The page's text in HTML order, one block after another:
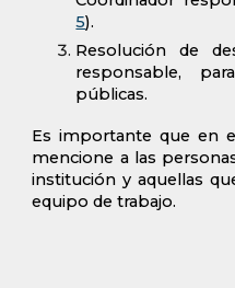
5).
Resolución de
responsable,
públicas.
Es importante que en
mencione a las
institución y aquellas
equipo de trabajo.